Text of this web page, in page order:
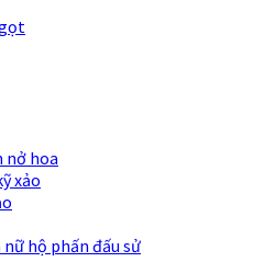
nở hoa
xảo
hộ phấn đấu sử